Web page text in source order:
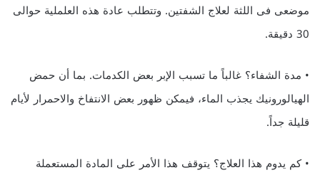
موضعى فى اللثة لعلاج الشفتين. وتتطلب عادة هذه العلملية حوالى
30 دقيقة.
• مدة الشفاء؟ غالباً ما تسبب الإبر بعض الكدمات. بما أن حمض
الهيالورونيك يجذب الماء، فيمكن ظهور بعض الانتفاخ والاحمرار لأيام
قليلة جداً.
• كم يدوم هذا العلاج؟ يتوقف هذا الأمر على المادة المستعملة